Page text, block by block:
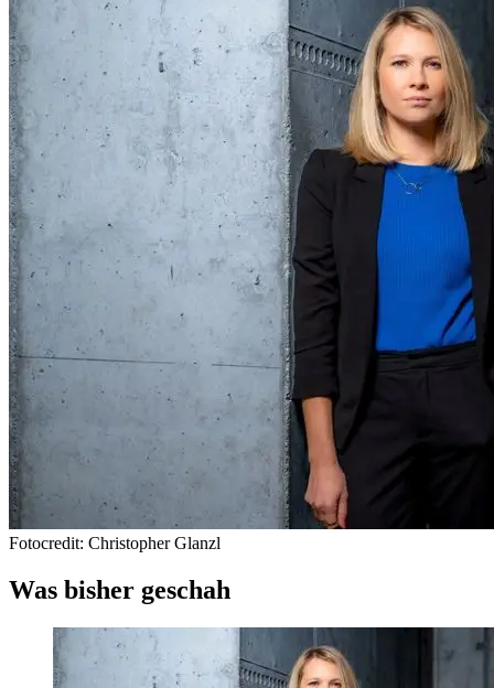
Fotocredit: Christopher Glanzl
Was bisher geschah